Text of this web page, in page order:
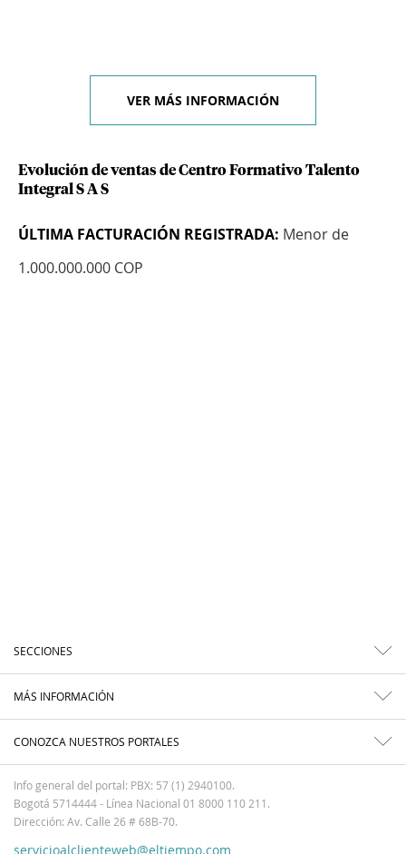
VER MÁS INFORMACIÓN
Evolución de ventas de Centro Formativo Talento
Integral S A S
ÚLTIMA FACTURACIÓN REGISTRADA: Menor de
1.000.000.000 COP
SECCIONES
MÁS INFORMACIÓN
CONOZCA NUESTROS PORTALES
Info general del portal: PBX: 57 (1) 2940100.
Bogotá 5714444 - Línea Nacional 01 8000 110 211.
Dirección: Av. Calle 26 # 68B-70.
servicioalclienteweb@eltiempo.com